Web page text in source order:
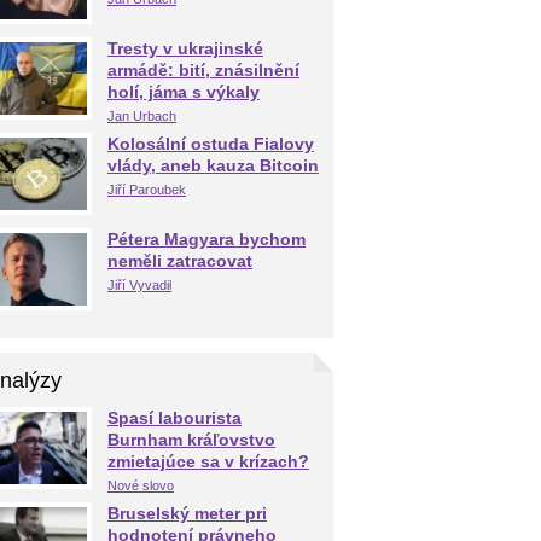
Tresty v ukrajinské
armádě: bití, znásilnění
holí, jáma s výkaly
Jan Urbach
Kolosální ostuda Fialovy
vlády, aneb kauza Bitcoin
Jiří Paroubek
Pétera Magyara bychom
neměli zatracovat
Jiří Vyvadil
Spasí labourista
Burnham kráľovstvo
zmietajúce sa v krízach?
Nové slovo
Bruselský meter pri
hodnotení právneho